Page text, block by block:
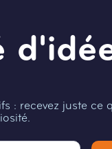
: recevez juste ce